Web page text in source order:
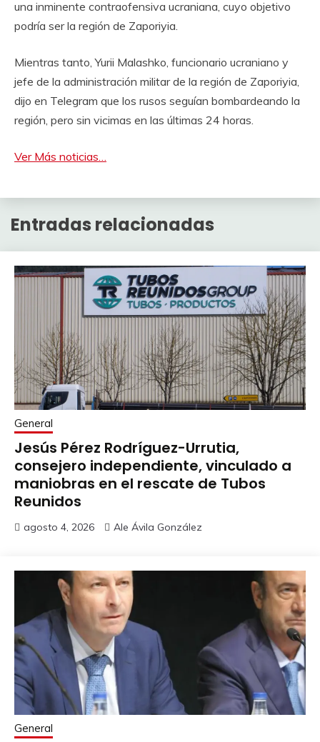
una inminente contraofensiva ucraniana, cuyo objetivo
podría ser la región de Zaporiyia.
Mientras tanto, Yurii Malashko, funcionario ucraniano y
jefe de la administración militar de la región de Zaporiyia,
dijo en Telegram que los rusos seguían bombardeando la
región, pero sin vicimas en las últimas 24 horas.
Ver Más noticias…
Entradas relacionadas
General
Jesús Pérez Rodríguez-Urrutia,
consejero independiente, vinculado a
maniobras en el rescate de Tubos
Reunidos
agosto 4, 2026 Ale Ávila González
General